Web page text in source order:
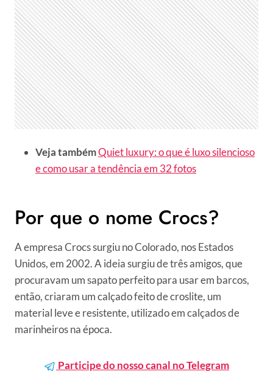
Veja tambémQuiet luxury: o que é luxo silencioso
e como usar a tendência em 32 fotos
Por que o nome Crocs?
A empresa Crocs surgiu no Colorado, nos Estados
Unidos, em 2002. A ideia surgiu de três amigos, que
procuravam um sapato perfeito para usar em barcos,
então, criaram um calçado feito de croslite, um
material leve e resistente, utilizado em calçados de
marinheiros na época.
Participe do nosso canal no Telegram